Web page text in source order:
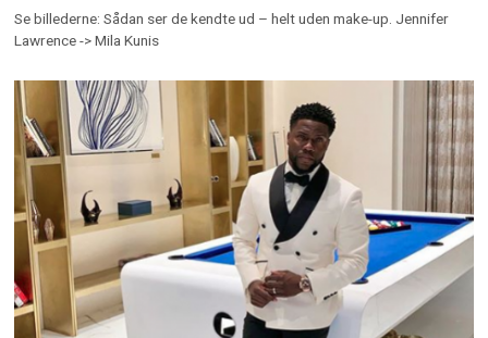
Se billederne: Sådan ser de kendte ud – helt uden make-up. Jennifer
Lawrence -> Mila Kunis